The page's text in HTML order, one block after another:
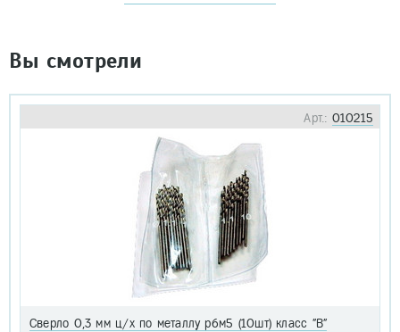
Вы смотрели
Арт.: 010215
Сверло 0,3 мм ц/х по металлу р6м5 (10шт) класс "В"